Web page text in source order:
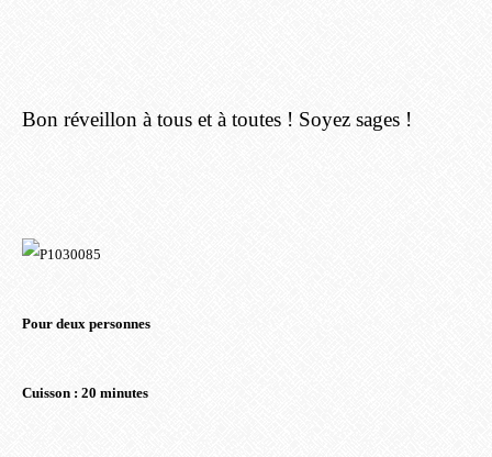
Bon réveillon à tous et à toutes ! Soyez sages !
Pour deux personnes
Cuisson : 20 minutes